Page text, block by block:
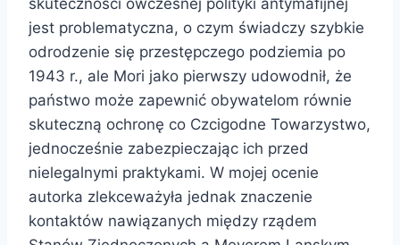
jest problematyczna, o czym świadczy szybkie
odrodzenie się przestępczego podziemia po
1943 r., ale Mori jako pierwszy udowodnił, że
państwo może zapewnić obywatelom równie
skuteczną ochronę co Czcigodne Towarzystwo,
jednocześnie zabezpieczając ich przed
nielegalnymi praktykami. W mojej ocenie
autorka zlekceważyła jednak znaczenie
kontaktów nawiązanych między rządem